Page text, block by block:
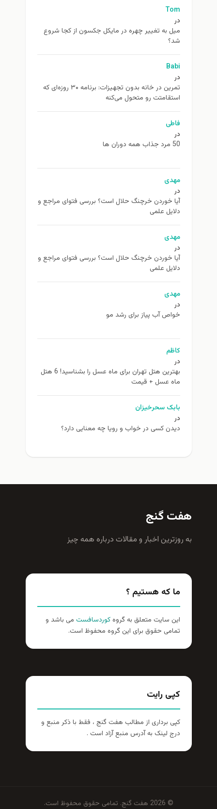
Tom
در
ميل به تغيير چهره در مایکل جکسون از كجا شروع
شد؟
Babi
در
تمرین در خانه بدون تجهیزات: برنامه ۳۰ روزه‌ای که
استقامتت رو متحول می‌کنه
فاطی
در
50 مرد جذاب همه دوران ها
مهدی
در
آیا خوردن خرچنگ حلال است؟ بررسی فتوای مراجع و
دلایل علمی
مهدی
در
آیا خوردن خرچنگ حلال است؟ بررسی فتوای مراجع و
دلایل علمی
مهدی
در
خواص آب پیاز برای رشد مو
کاظم
در
بهترین هتل تهران برای ماه عسل را بشناسید! 6 هتل
ماه عسل + قیمت
بابک سحرخیزان
در
دیدن کسی در خواب و رویا چه معنایی دارد؟
هفت گنج
به روزترين اخبار و مقالات درباره همه چيز
ما که هستیم ؟
این سایت متعلق به گروهکوردسافست می باشد و
تمامی حقوق برای این گروه محفوظ است.
کپی رایت
کپی برداری از مطالب هفت گنج ، فقط با ذکر منبع و
درج لینک به آدرس منبع آزاد است .
© 2026 هفت گنج. تمامی حقوق محفوظ است.